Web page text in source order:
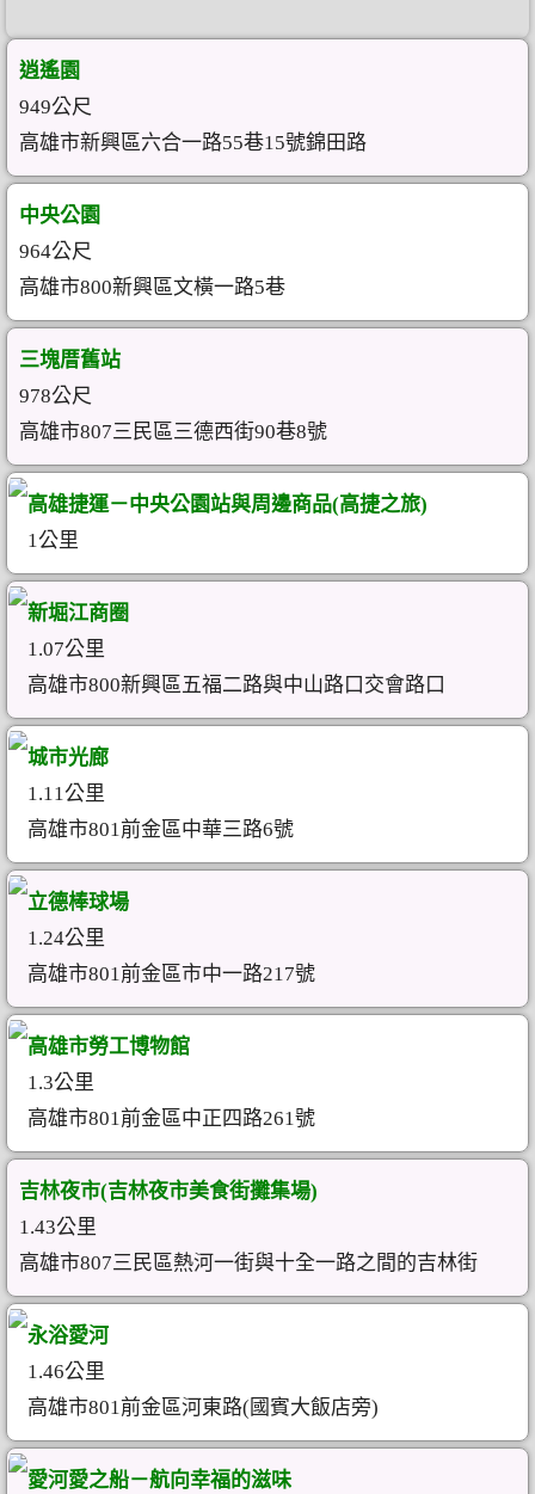
逍遙園
949公尺
高雄市新興區六合一路55巷15號錦田路
中央公園
964公尺
高雄市800新興區文橫一路5巷
三塊厝舊站
978公尺
高雄市807三民區三德西街90巷8號
高雄捷運－中央公園站與周邊商品(高捷之旅)
1公里
新堀江商圈
1.07公里
高雄市800新興區五福二路與中山路口交會路口
城市光廊
1.11公里
高雄市801前金區中華三路6號
立德棒球場
1.24公里
高雄市801前金區市中一路217號
高雄市勞工博物館
1.3公里
高雄市801前金區中正四路261號
吉林夜市(吉林夜市美食街攤集場)
1.43公里
高雄市807三民區熱河一街與十全一路之間的吉林街
永浴愛河
1.46公里
高雄市801前金區河東路(國賓大飯店旁)
愛河愛之船－航向幸福的滋味